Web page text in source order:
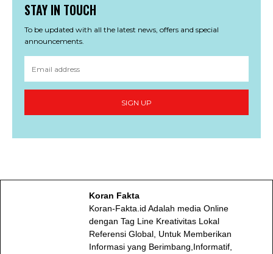
STAY IN TOUCH
To be updated with all the latest news, offers and special
announcements.
SIGN UP
Koran Fakta
Koran-Fakta.id Adalah media Online
dengan Tag Line Kreativitas Lokal
Referensi Global, Untuk Memberikan
Informasi yang Berimbang,Informatif,